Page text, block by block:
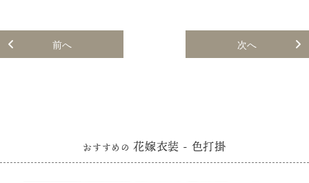
前へ 次へ
おすすめの 花嫁衣装 - 色打掛